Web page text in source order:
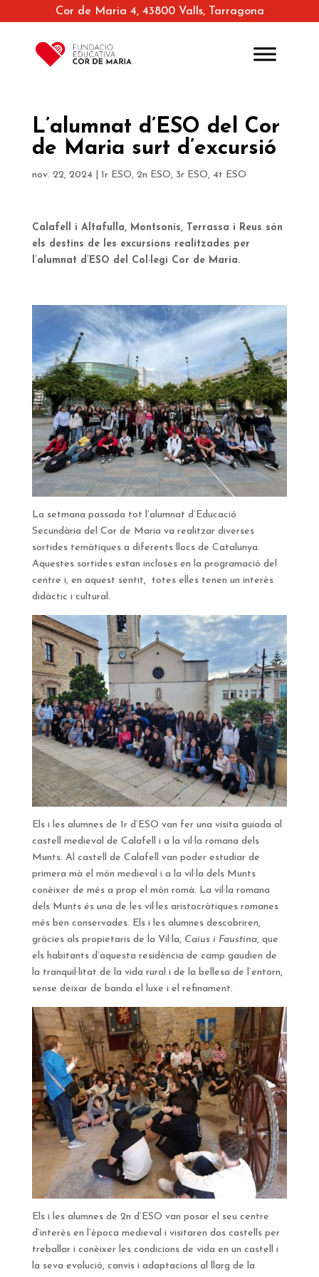
Cor de Maria 4, 43800 Valls, Tarragona
L’alumnat d’ESO del Cor
de Maria surt d’excursió
nov. 22, 2024| 1r ESO, 2n ESO, 3r ESO, 4t ESO
Calafell i Altafulla, Montsonís, Terrassa i Reus són
els destins de les excursions realitzades per
l’alumnat d’ESO del Col·legi Cor de Maria.
La setmana passada tot l’alumnat d’Educació
Secundària del Cor de Maria va realitzar diverses
sortides temàtiques a diferents llocs de Catalunya.
Aquestes sortides estan incloses en la programació del
centre i, en aquest sentit, totes elles tenen un interès
didàctic i cultural.
Els i les alumnes de 1r d’ESO van fer una visita guiada al
castell medieval de Calafell i a la vil·la romana dels
Munts. Al castell de Calafell van poder estudiar de
primera mà el món medieval i a la vil·la dels Munts
conèixer de més a prop el món romà. La vil·la romana
dels Munts és una de les vil·les aristocràtiques romanes
més ben conservades. Els i les alumnes descobriren,
gràcies als propietaris de la Vil·la, Caius i Faustina, que
els habitants d’aquesta residència de camp gaudien de
la tranquil·litat de la vida rural i de la bellesa de l’entorn,
sense deixar de banda el luxe i el refinament.
Els i les alumnes de 2n d’ESO van posar el seu centre
d’interès en l’època medieval i visitaren dos castells per
treballar i conèixer les condicions de vida en un castell i
la seva evolució, canvis i adaptacions al llarg de la